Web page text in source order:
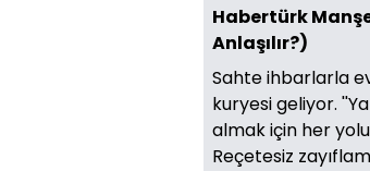
Habertürk
Anlaşılır?)
Sahte ihbarlarla
kuryesi geliyor.
almak için her
Reçetesiz